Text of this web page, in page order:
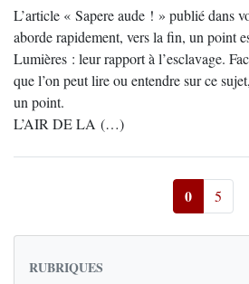
L’article « Sapere aude ! » publié dans
aborde rapidement, vers la fin, un point
Lumières : leur rapport à l’esclavage.
que l’on peut lire ou entendre sur ce
un point.
L’AIR DE LA (…)
0 5
RUBRIQUES